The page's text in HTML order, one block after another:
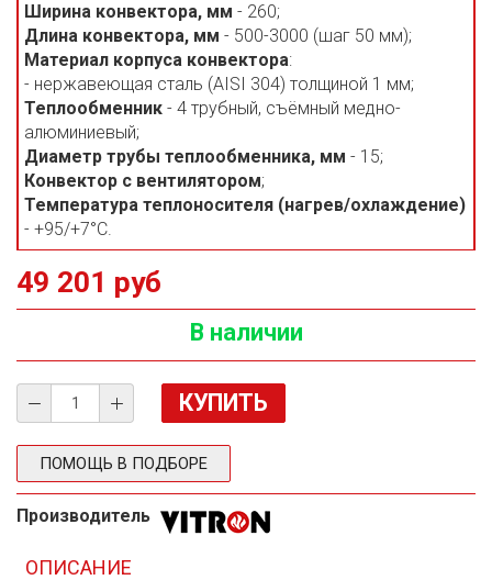
Ширина конвектора, мм - 260;
Длина конвектора, мм - 500-3000 (шаг 50 мм);
Материал корпуса конвектора:
- нержавеющая сталь (AISI 304) толщиной 1 мм;
Теплообменник - 4 трубный, съёмный медно-
алюминиевый;
Диаметр трубы теплообменника, мм - 15;
Конвектор с вентилятором;
Температура теплоносителя (нагрев/охлаждение)
- +95/+7°С.
49 201 руб
В наличии
ПОМОЩЬ В ПОДБОРЕ
Производитель
ОПИСАНИЕ